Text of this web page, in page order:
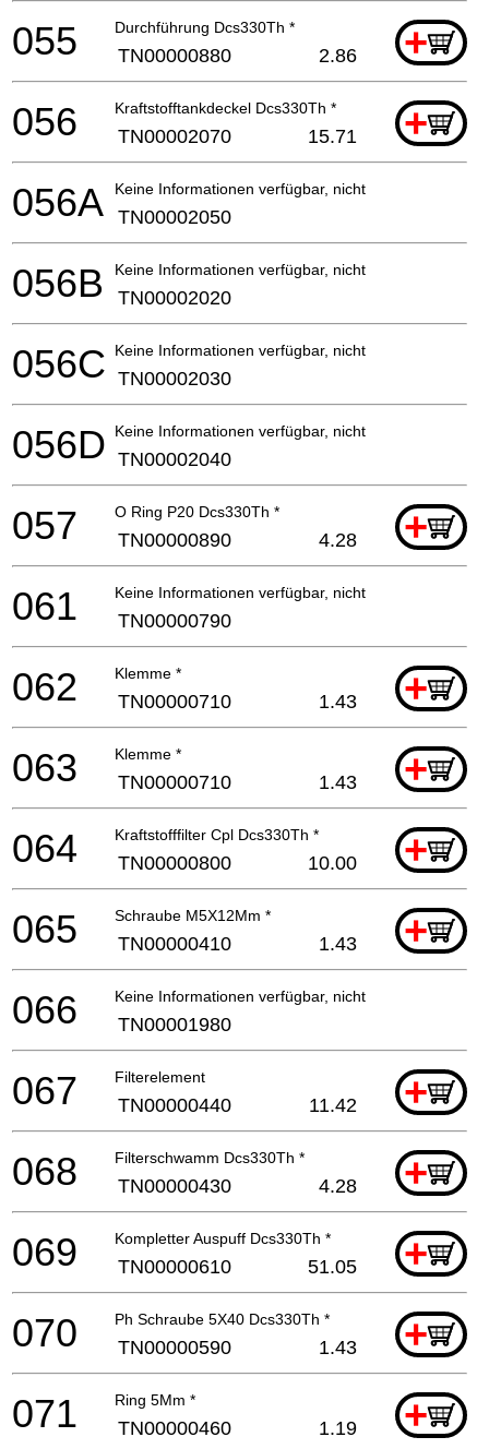
Durchführung Dcs330Th * +
055 TN00000880 2.86
Kraftstofftankdeckel Dcs330Th * +
056 TN00002070 15.71
Keine Informationen verfügbar, nicht bestellbar
056A TN00002050
Keine Informationen verfügbar, nicht bestellbar
056B TN00002020
Keine Informationen verfügbar, nicht bestellbar
056C TN00002030
Keine Informationen verfügbar, nicht bestellbar
056D TN00002040
O Ring P20 Dcs330Th * +
057 TN00000890 4.28
Keine Informationen verfügbar, nicht bestellbar
061 TN00000790
Klemme * +
062 TN00000710 1.43
Klemme * +
063 TN00000710 1.43
Kraftstofffilter Cpl Dcs330Th * +
064 TN00000800 10.00
Schraube M5X12Mm * +
065 TN00000410 1.43
Keine Informationen verfügbar, nicht bestellbar
066 TN00001980
Filterelement +
067 TN00000440 11.42
Filterschwamm Dcs330Th * +
068 TN00000430 4.28
Kompletter Auspuff Dcs330Th * +
069 TN00000610 51.05
Ph Schraube 5X40 Dcs330Th * +
070 TN00000590 1.43
Ring 5Mm * +
071 TN00000460 1.19